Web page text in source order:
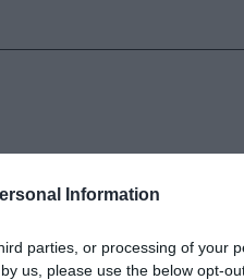
Information
parties, or processing of your
us, please use the below opt-
Επιδαύρου